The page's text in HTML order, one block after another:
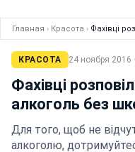
Главная › Красота › Фахівці
КРАСОТА 24 ноября 2016
Фахівці
алкоголь без
Для того, щоб не
алкоголю,